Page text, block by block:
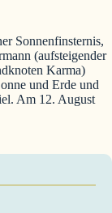
Sonnenfinsternis,
(aufsteigender
Karma)
und Erde und
Am 12. August